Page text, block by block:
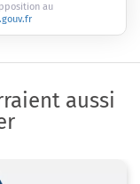
au
aussi